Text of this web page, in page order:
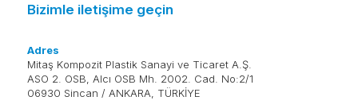
Bizimle iletişime geçin
Adres
Mitaş Kompozit Plastik Sanayi ve Ticaret A.Ş.
ASO 2. OSB, Alcı OSB Mh. 2002. Cad. No:2/1
06930 Sincan / ANKARA, TÜRKİYE